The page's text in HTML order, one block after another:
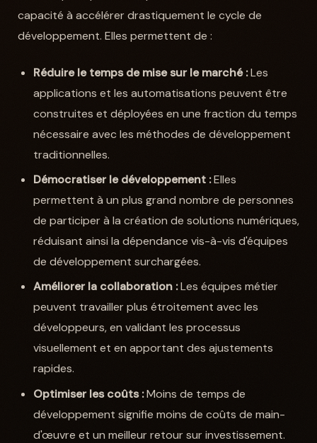
capacité à accélérer drastiquement le cycle de
développement. Elles permettent de :
Réduire le temps de mise sur le marché :Les
applications et les automatisations peuvent être
construites et déployées en une fraction du temps
nécessaire avec les méthodes de développement
traditionnelles.
Démocratiser le développement :Elles
permettent à un plus grand nombre de personnes
de participer à la création de solutions numériques,
réduisant ainsi la dépendance vis-à-vis d'équipes
de développement surchargées.
Améliorer la collaboration :Les équipes métier
peuvent travailler plus étroitement avec les
développeurs, en validant les processus
visuellement et en apportant des ajustements
rapides.
Optimiser les coûts :Moins de temps de
développement signifie moins de coûts de main-
d'œuvre et un meilleur retour sur investissement.